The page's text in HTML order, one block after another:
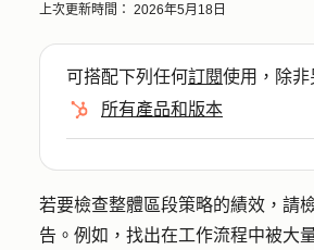
上次更新時間： 2026年5月18日
可搭配下列任何訂閱使用，除非
所有產品和版本
若要檢查整體區段策略的績效，請
告。例如，找出在工作流程中被大